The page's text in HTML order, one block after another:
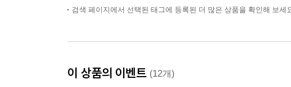
검색 페이지에서 선택된 태그에 등록된 더 많은 상품을 확인해 보세
이 상품의 이벤트 (12개)